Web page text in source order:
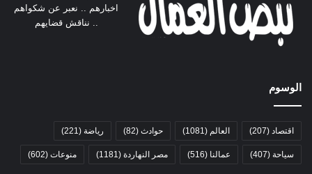
اخبارهم .. نعبر عن شكواهم
.. نناقش قضايهم
الوسوم
اقتصاد (207) العالم (1081) حوادث (82) رياضة (221)
سياحة (407) عمالنا (516) مصر النهاردة (1181) منوعات (602)